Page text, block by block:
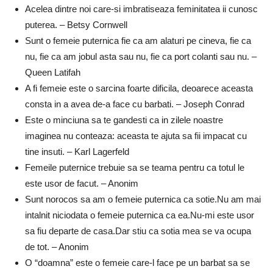
Acelea dintre noi care-si imbratiseaza feminitatea ii cunosc
puterea. – Betsy Cornwell
Sunt o femeie puternica fie ca am alaturi pe cineva, fie ca
nu, fie ca am jobul asta sau nu, fie ca port colanti sau nu. –
Queen Latifah
A fi femeie este o sarcina foarte dificila, deoarece aceasta
consta in a avea de-a face cu barbati. – Joseph Conrad
Este o minciuna sa te gandesti ca in zilele noastre
imaginea nu conteaza: aceasta te ajuta sa fii impacat cu
tine insuti. – Karl Lagerfeld
Femeile puternice trebuie sa se teama pentru ca totul le
este usor de facut. – Anonim
Sunt norocos sa am o femeie puternica ca sotie.Nu am mai
intalnit niciodata o femeie puternica ca ea.Nu-mi este usor
sa fiu departe de casa.Dar stiu ca sotia mea se va ocupa
de tot. – Anonim
O “doamna” este o femeie care-l face pe un barbat sa se